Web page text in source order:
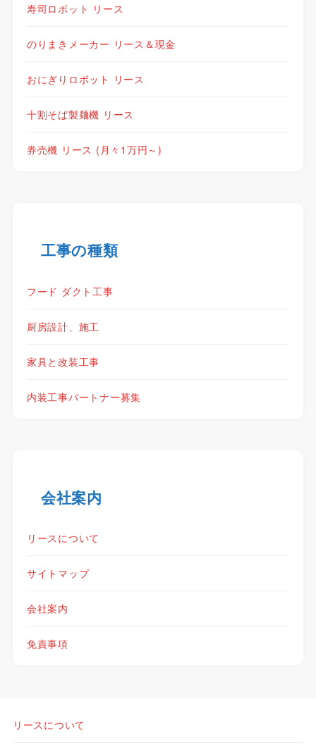
寿司ロボット リース
のりまきメーカー リース＆現金
おにぎりロボット リース
十割そば製麺機 リース
券売機 リース (月々1万円～)
工事の種類
フード ダクト工事
厨房設計、施工
家具と改装工事
内装工事パートナー募集
会社案内
リースについて
サイトマップ
会社案内
免責事項
リースについて